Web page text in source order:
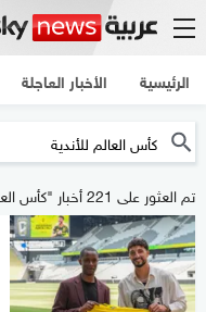
الرئيسية الأخبار العاجلة
تم العثور على 221 أخبار "كأس العالم للأندية"